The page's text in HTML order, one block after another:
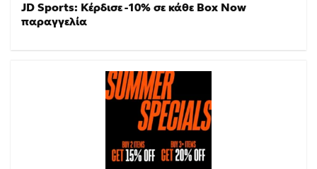
JD Sports: Κέρδισε -10% σε κάθε Box Now
παραγγελία